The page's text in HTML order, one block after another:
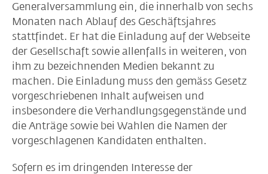
Generalversammlung ein, die innerhalb von sechs
Monaten nach Ablauf des Geschäftsjahres
stattfindet. Er hat die Einladung auf der Webseite
der Gesellschaft sowie allenfalls in weiteren, von
ihm zu bezeichnenden Medien bekannt zu
machen. Die Einladung muss den gemäss Gesetz
vorgeschriebenen Inhalt aufweisen und
insbesondere die Verhandlungsgegenstände und
die Anträge sowie bei Wahlen die Namen der
vorgeschlagenen Kandidaten enthalten.
Sofern es im dringenden Interesse der